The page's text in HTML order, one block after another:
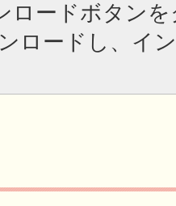
ロードボタン
ロードし、イ